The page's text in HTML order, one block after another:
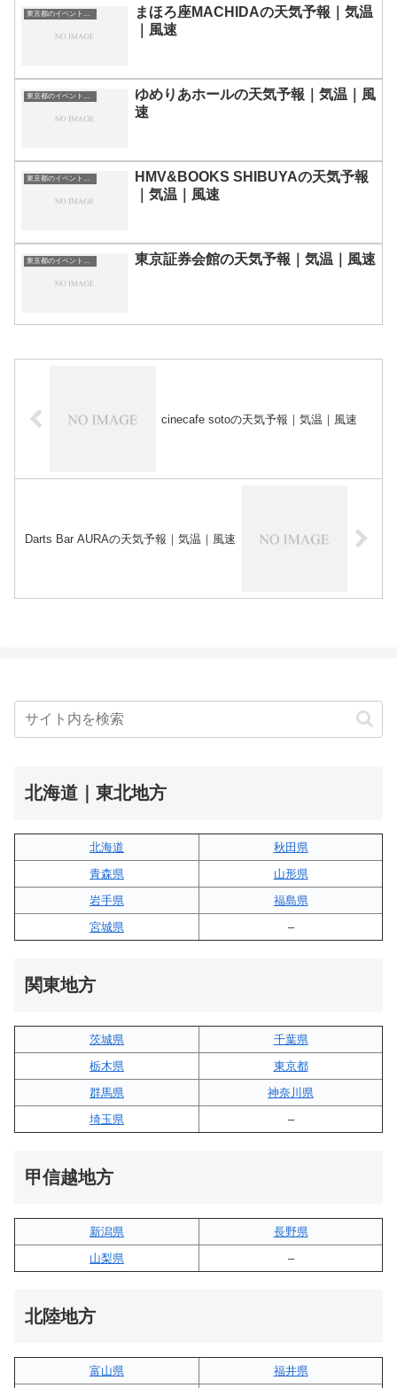
東京都のイベント会場一覧
まほろ座MACHIDAの天気予報｜気温
｜風速
ゆめりあホールの天気予報｜気温｜風
速
HMV&BOOKS SHIBUYAの天気予報
｜気温｜風速
東京証券会館の天気予報｜気温｜風速
cinecafe sotoの天気予報｜気温｜風速
Darts Bar AURAの天気予報｜気温｜風速
北海道｜東北地方
北海道
秋田県
青森県
山形県
岩手県
福島県
宮城県
–
関東地方
茨城県
千葉県
栃木県
東京都
群馬県
神奈川県
埼玉県
–
甲信越地方
新潟県
長野県
山梨県
–
北陸地方
富山県
福井県